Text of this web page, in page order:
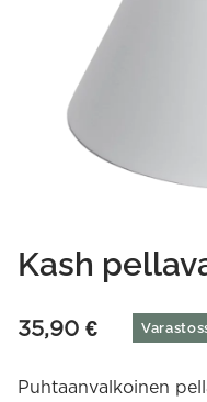
Kash
35,90 €
Puhtaanvalkoinen